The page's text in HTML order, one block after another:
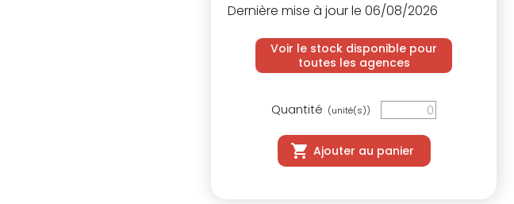
Dernière mise à jour le 06/08/2026
Voir le stock disponible pour
toutes les agences
Quantité (unité(s))
Ajouter au panier